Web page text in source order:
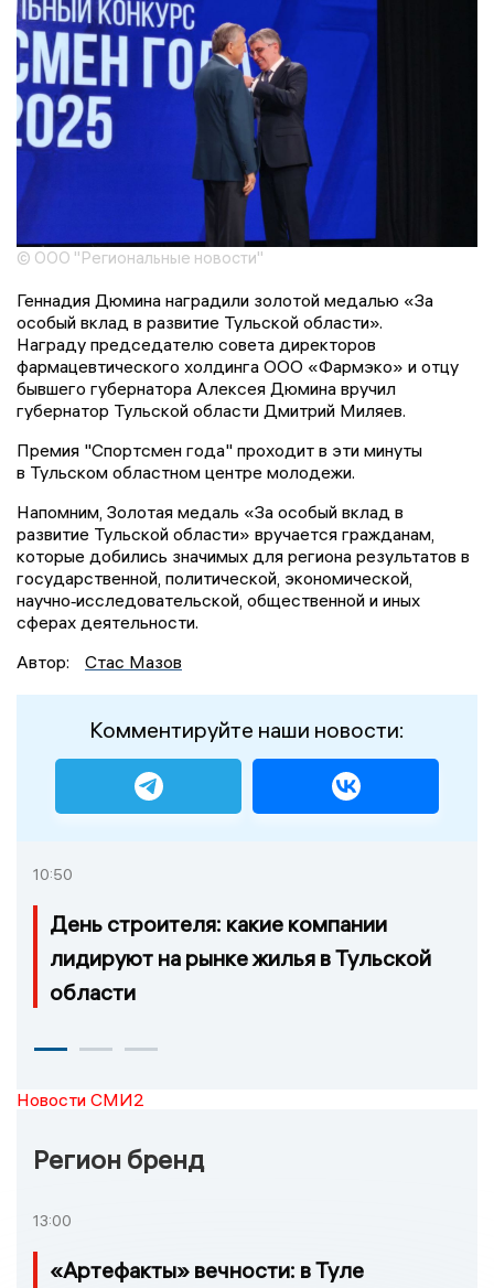
© ООО "Региональные новости"
Геннадия Дюмина наградили золотой медалью «За
особый вклад в развитие Тульской области».
Награду председателю совета директоров
фармацевтического холдинга ООО «Фармэко» и отцу
бывшего губернатора Алексея Дюмина вручил
губернатор Тульской области Дмитрий Миляев.
Премия "Спортсмен года" проходит в эти минуты
в Тульском областном центре молодежи.
Напомним, Золотая медаль «За особый вклад в
развитие Тульской области» вручается гражданам,
которые добились значимых для региона результатов в
государственной, политической, экономической,
научно‑исследовательской, общественной и иных
сферах деятельности.
Автор:
Стас Мазов
Комментируйте наши новости:
10:50
День строителя: какие компании
лидируют на рынке жилья в Тульской
области
Новости СМИ2
Регион бренд
13:00
«Артефакты» вечности: в Туле